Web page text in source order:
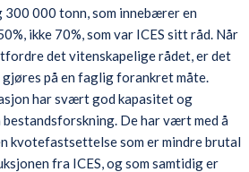
300 000 tonn, som innebærer en
ikke 70%, som var ICES sitt råd. Når
det vitenskapelige rådet, er det
på en faglig forankret måte.
har svært god kapasitet og
De har vært med å
kvotefastsettelse som er mindre brutal
fra ICES, og som samtidig er